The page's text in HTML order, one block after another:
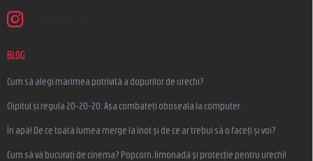
earplugs.ro
BLOG
Cum să alegi mărimea potrivită a dopurilor de urechi?
Clipitul și regula 20-20-20: Așa combateți oboseala la computer
În apă! De ce toată lumea merge la înot și de ce ar trebui să o faceți și voi?
Cum să vă bucurați de cinema? Popcorn, limonadă și protecție pentru urechi!